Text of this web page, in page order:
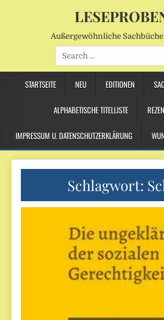
Außergewöhnliche
Search
for:
STARTSEITE NEU EDITIONEN
ALPHABETISCHE TITELLISTE
IMPRESSUM U. DATENSCHUTZERKLÄRUNG
Schlagwort: